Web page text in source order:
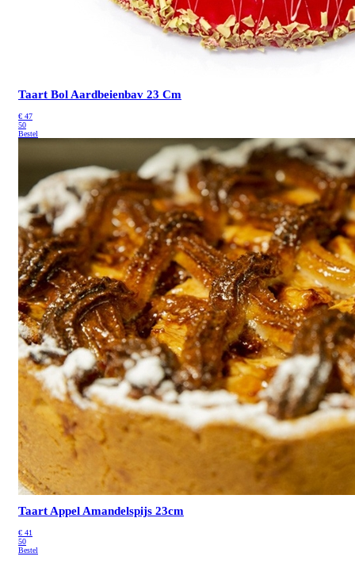
Taart Bol Aardbeienbav 23 Cm
€ 47
50
Bestel
Taart Appel Amandelspijs 23cm
€ 41
50
Bestel